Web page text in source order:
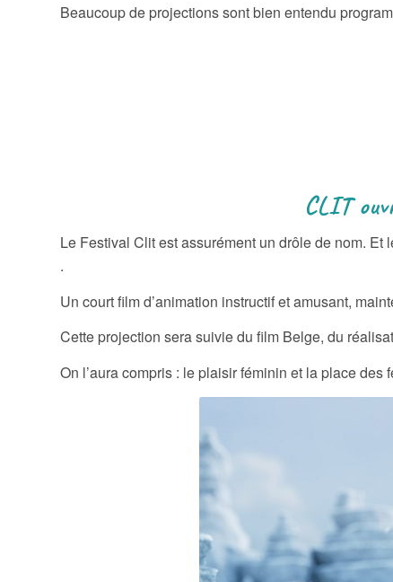
Beaucoup de projections sont bien entendu
CLIT ouvre avec le
Le Festival Clit est assurément un drôle de nom. Et
.
Un court film d’animation instructif et amusant,
Cette projection sera suivie du film Belge, du
On l’aura compris : le plaisir féminin et la place des